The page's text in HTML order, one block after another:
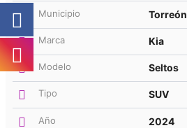
Municipio Torreón
Marca Kia
Modelo Seltos
Tipo SUV
Año 2024